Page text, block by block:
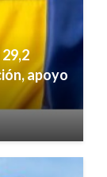
apoyo